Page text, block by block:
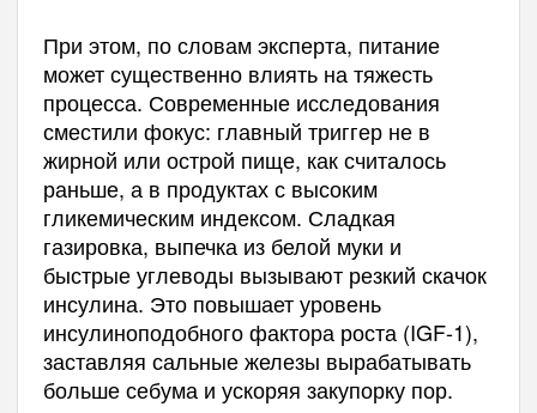
При этом, по словам эксперта, питание
может существенно влиять на тяжесть
процесса. Современные исследования
сместили фокус: главный триггер не в
жирной или острой пище, как считалось
раньше, а в продуктах с высоким
гликемическим индексом. Сладкая
газировка, выпечка из белой муки и
быстрые углеводы вызывают резкий скачок
инсулина. Это повышает уровень
инсулиноподобного фактора роста (IGF-1),
заставляя сальные железы вырабатывать
больше себума и ускоряя закупорку пор.